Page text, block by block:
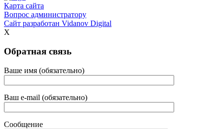
Карта сайта
Вопрос администратору
Сайт разработан Vidanov Digital
X
Обратная связь
Ваше имя (обязательно)
Ваш e-mail (обязательно)
Сообщение